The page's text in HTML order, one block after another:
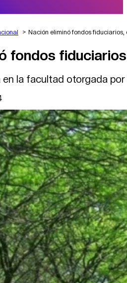
Nación eliminó fondos
fondos
en la facultad otorgada